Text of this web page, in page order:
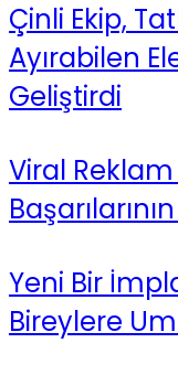
Çinli Ekip,
Ayırabilen
Geliştirdi
Viral
Başarılarının
Yeni Bir
Bireylere